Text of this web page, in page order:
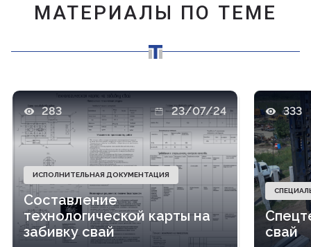
МАТЕРИАЛЫ ПО ТЕМЕ
283 23/07/24
ИСПОЛНИТЕЛЬНАЯ ДОКУМЕНТАЦИЯ
Составление
технологической карты на
забивку свай
333
свай